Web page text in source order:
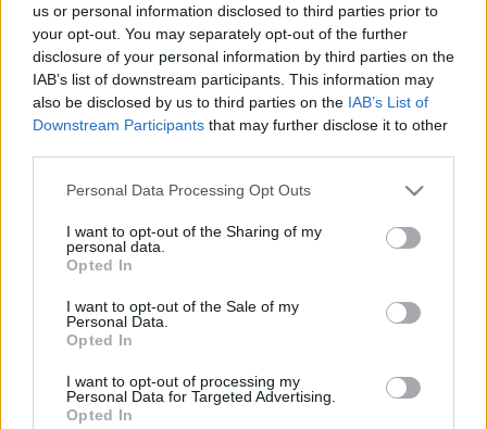
us or personal information disclosed to third parties prior to
your opt-out. You may separately opt-out of the further
disclosure of your personal information by third parties on the
IAB’s list of downstream participants. This information may
also be disclosed by us to third parties on the IAB’s List of
Downstream Participants that may further disclose it to other
Please note that this website/app uses one or more Google
not limited to your visit or usage behaviour. You may click to
grant or deny consent to Google and its third-party tags to
use your data for below specified purposes in below Google
consent section.
Personal Data Processing Opt Outs
I want to opt-out of the Sharing of my
personal data.
Opted In
I want to opt-out of the Sale of my
Personal Data.
Opted In
I want to opt-out of processing my
Personal Data for Targeted Advertising.
Opted In
Társasházi kerttervezés az alapoktól
Megyeri Szabolcs• 2013. szeptember 18.
A társasházi lét régóta bevett lakhatási forma, a
körgangos (pestiesen:) bérházakat, tömbházakat,
vagy változatos kialakítású új(abb)építésű
társasházakat. Ezen épületek…
Közösségi kertek kritikája
Megyeri Szabolcs•
Mára kijelenthetjük, hogy a közösségi kertek kitörtek
az undergroundból, a kifejezés és a mögöttes